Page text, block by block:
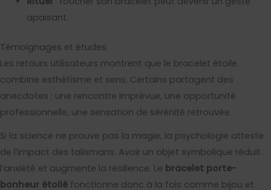
apaisant.
Témoignages et études
Les retours utilisateurs montrent que le bracelet étoile
combine esthétisme et sens. Certains partagent des
anecdotes : une rencontre imprévue, une opportunité
professionnelle, une sensation de sérénité retrouvée.
Si la science ne prouve pas la magie, la psychologie atteste
de l’impact des talismans. Avoir un objet symbolique réduit
l’anxiété et augmente la résilience. Le bracelet porte-
bonheur étoilé fonctionne donc à la fois comme bijou et